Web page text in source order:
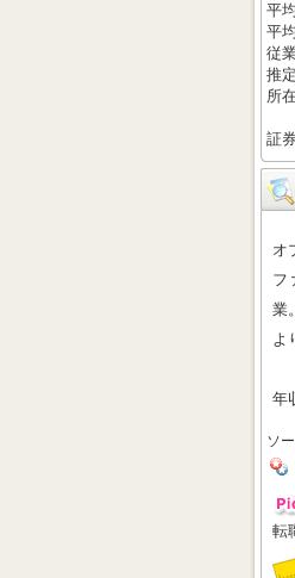
平
平
従
推
所
証
オ
フ
業
よ
年
ソ
転